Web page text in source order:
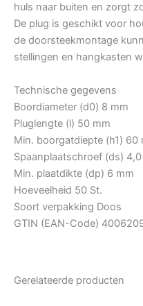
huls naar buiten en zorgt
De plug is geschikt voor
de doorsteekmontage
stellingen en hangkasten
Technische gegevens
Boordiameter (d0) 8 mm
Pluglengte (l) 50 mm
Min. boorgatdiepte (h1) 60
Spaanplaatschroef (ds)
Min. plaatdikte (dp) 6 mm
Hoeveelheid 50 St.
Soort verpakking Doos
GTIN (EAN-Code)
Gerelateerde producten